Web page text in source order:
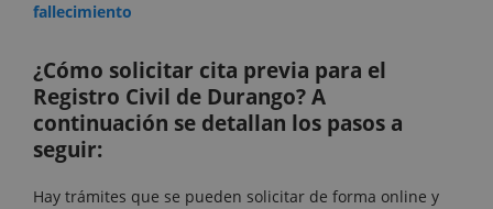
fallecimiento
¿Cómo solicitar cita previa para el
Registro Civil de Durango? A
continuación se detallan los pasos a
seguir:
Hay trámites que se pueden solicitar de forma online y